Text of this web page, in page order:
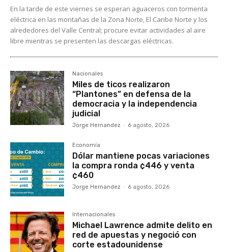
En la tarde de este viernes se esperan aguaceros con tormenta
eléctrica en las montañas de la Zona Norte, El Caribe Norte y los
alrededores del Valle Central; procure evitar actividades al aire
libre mientras se presenten las descargas eléctricas.
Nacionales
Miles de ticos realizaron
“Plantones” en defensa de la
democracia y la independencia
judicial
Jorge Hernandez - 6 agosto, 2026
Economía
Dólar mantiene pocas variaciones
la compra ronda ¢446 y venta
¢460
Jorge Hernandez - 6 agosto, 2026
Internacionales
Michael Lawrence admite delito en
red de apuestas y negoció con
corte estadounidense